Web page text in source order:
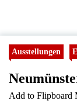
Ausstellungen
Add to Flipboard